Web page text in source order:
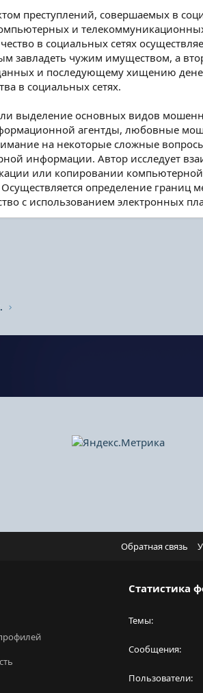
преступлений, совершаемых в
и
в социальных сетях
завладеть чужим имуществом, а
и последующему хищению
в социальных сетях.
выделение основных видов
агентды, любовные
на некоторые сложные
информации. Автор исследует
или копировании
определение
с использованием электронных
Обратная связь
Статистика
Темы
Сообщения
Пользователи